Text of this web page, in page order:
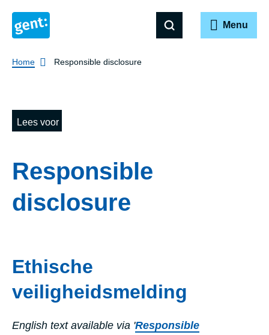
Menu
Breadcrumb
Home Responsible disclosure
Lees voor
Responsible
disclosure
Ethische
veiligheidsmelding
English text available via 'Responsible